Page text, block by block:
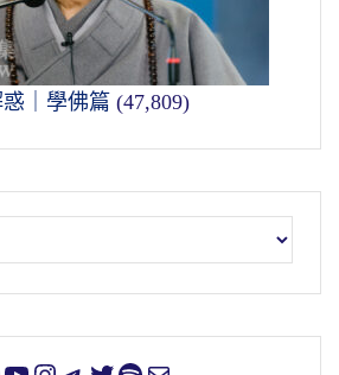
｜學佛篇 (47,809)